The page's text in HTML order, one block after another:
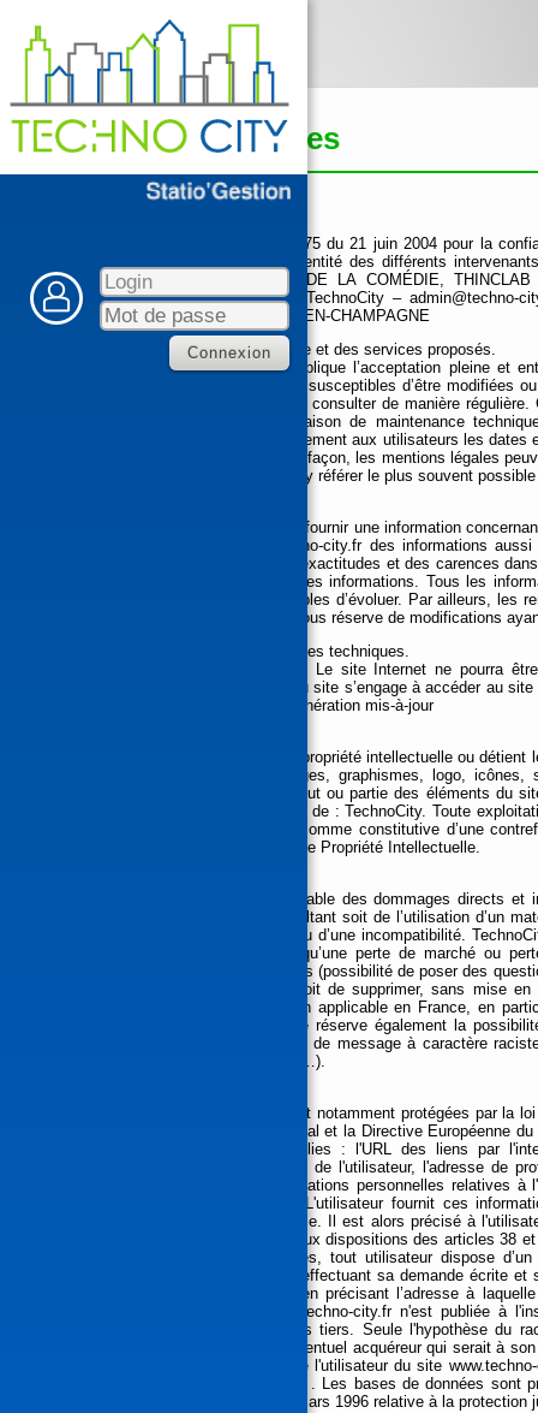
☰
Mentions légales
En vertu de l'article 6 de la loi n° 2004-575 du 21 juin 2004 pour la
l'identité des différents
Propriétaire : TechnoCity – 1 PLACE DE LA COMÉDIE,
TechnoCity / Responsable publication : TechnoCity –
COMÉDIE, THINCLAB 51000 CHÂLONS-EN-CHAMPAGNE
2. Conditions générales d’utilisation du site et des services proposés.
L’utilisation du site www.techno-city.fr implique l’acceptation pleine et
décrites. Ces conditions d’utilisation sont susceptibles d’être modifiées
www.techno-city.fr sont donc invités à les consulter de manière
aux utilisateurs. Une interruption pour raison de maintenance
s’efforcera alors de communiquer préalablement aux utilisateurs les
est mis à jour régulièrement. De la même façon, les mentions légales
néanmoins à l’utilisateur qui est invité à s’y référer le plus souvent
Le site www.techno-city.fr a pour objet de fournir une information
s’efforce de fournir sur le site www.techno-city.fr des informations
tenue responsable des omissions, des inexactitudes et des carences
des tiers partenaires qui lui fournissent ces informations. Tous les
données à titre indicatif, et sont susceptibles d’évoluer. Par ailleurs, les
ne sont pas exhaustifs. Ils sont donnés sous réserve de modifications
4. Limitations contractuelles sur les données techniques.
Le site utilise la technologie JavaScript. Le site Internet ne pourra
l’utilisation du site. De plus, l’utilisateur du site s’engage à accéder au
virus et avec un navigateur de dernière génération mis-à-jour
TechnoCity est propriétaire des droits de propriété intellectuelle ou
sur le site, notamment les textes, images, graphismes, logo, icônes,
modification, publication, adaptation de tout ou partie des éléments du
interdite, sauf autorisation écrite préalable de : TechnoCity. Toute
éléments qu’il contient sera considérée comme constitutive d’une
des articles L.335-2 et suivants du Code de Propriété Intellectuelle.
TechnoCity ne pourra être tenue responsable des dommages directs
l’accès au site www.techno-city.fr, et résultant soit de l’utilisation d’un
au point 4, soit de l’apparition d’un bug ou d’une incompatibilité.
dommages indirects (tels par exemple qu’une perte de marché ou
www.techno-city.fr. Des espaces interactifs (possibilité de poser des
utilisateurs. TechnoCity se réserve le droit de supprimer, sans mise
espace qui contreviendrait à la législation applicable en France, en
données. Le cas échéant, TechnoCity se réserve également la
pénale de l’utilisateur, notamment en cas de message à caractère
soit le support utilisé (texte, photographie…).
En France, les données personnelles sont notamment protégées par la
août 2004, l'article L. 226-13 du Code pénal et la Directive Européenne
www.techno-city.fr, peuvent êtres recueillies : l'URL des liens par
www.techno-city.fr, le fournisseur d'accès de l'utilisateur, l'adresse de
cause TechnoCity ne collecte des informations personnelles relatives
proposés par le site www.techno-city.fr. L'utilisateur fournit ces
lorsqu'il procède par lui-même à leur saisie. Il est alors précisé à
fournir ces informations. Conformément aux dispositions des articles 38
l’informatique, aux fichiers et aux libertés, tout utilisateur dispose
données personnelles le concernant, en effectuant sa demande écrite et
avec signature du titulaire de la pièce, en précisant l’adresse à
personnelle de l'utilisateur du site www.techno-city.fr n'est publiée à
vendue sur un support quelconque à des tiers. Seule l'hypothèse du
transmission des dites informations à l'éventuel acquéreur qui serait à
de modification des données vis à vis de l'utilisateur du site
recueille pas d'informations personnelles. . Les bases de données
1998 transposant la directive 96/9 du 11 mars 1996 relative à la protection